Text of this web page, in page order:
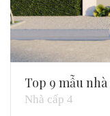
Top 9 mẫu
Nhà cấp 4